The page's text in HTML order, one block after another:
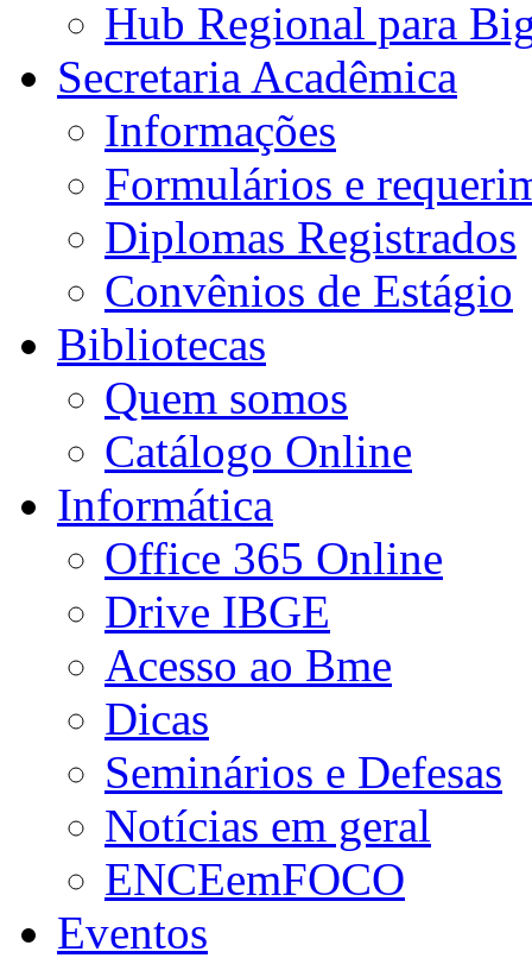
Hub Regional para
Secretaria Acadêmica
Informações
Formulários e
Diplomas Registrados
Convênios de Estágio
Bibliotecas
Quem somos
Catálogo Online
Informática
Office 365 Online
Drive IBGE
Acesso ao Bme
Dicas
Seminários e Defesas
Notícias em geral
ENCEemFOCO
Eventos